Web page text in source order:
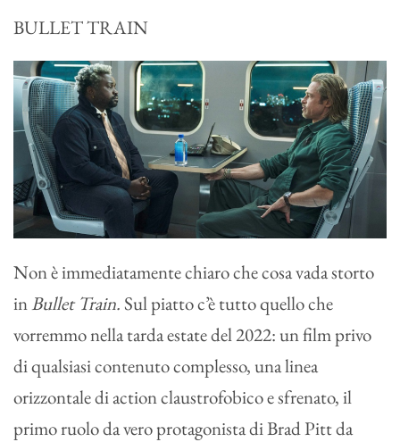
BULLET TRAIN
Non è immediatamente chiaro che cosa vada storto
inBullet Train. Sul piatto c’è tutto quello che
vorremmo nella tarda estate del 2022: un film privo
di qualsiasi contenuto complesso, una linea
orizzontale di action claustrofobico e sfrenato, il
primo ruolo da vero protagonista di Brad Pitt da